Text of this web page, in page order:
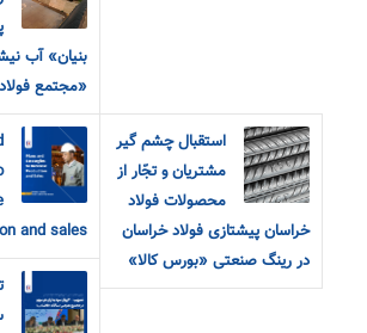
بنیان» آب
«مجتمع
استقبال چشم گیر
مشتریان و تجّار از
محصولات فولاد
خراسان پیشتازی فولاد خراسان
در رینگ صنعتی «بورس کالا»
and sales